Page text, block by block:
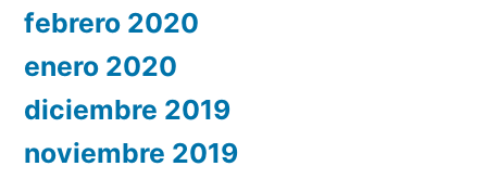
febrero 2020
enero 2020
diciembre 2019
noviembre 2019